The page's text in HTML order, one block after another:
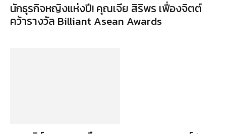
นักธุรกิจหญิงแห่งปี! คุณเจีย สิริพร เฟื่องจิตต์
คว้ารางวัล Billiant Asean Awards